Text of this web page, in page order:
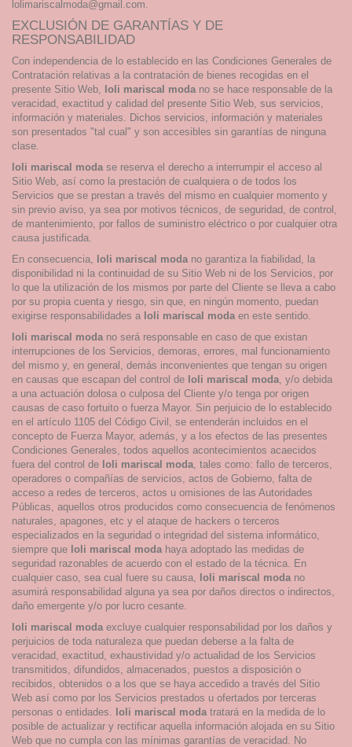
lolimariscalmoda@gmail.com.
EXCLUSIÓN DE GARANTÍAS Y DE
RESPONSABILIDAD
Con independencia de lo establecido en las Condiciones Generales de
Contratación relativas a la contratación de bienes recogidas en el
presente Sitio Web, loli mariscal moda no se hace responsable de la
veracidad, exactitud y calidad del presente Sitio Web, sus servicios,
información y materiales. Dichos servicios, información y materiales
son presentados "tal cual" y son accesibles sin garantías de ninguna
clase.
loli mariscal moda se reserva el derecho a interrumpir el acceso al
Sitio Web, así como la prestación de cualquiera o de todos los
Servicios que se prestan a través del mismo en cualquier momento y
sin previo aviso, ya sea por motivos técnicos, de seguridad, de control,
de mantenimiento, por fallos de suministro eléctrico o por cualquier otra
causa justificada.
En consecuencia, loli mariscal moda no garantiza la fiabilidad, la
disponibilidad ni la continuidad de su Sitio Web ni de los Servicios, por
lo que la utilización de los mismos por parte del Cliente se lleva a cabo
por su propia cuenta y riesgo, sin que, en ningún momento, puedan
exigirse responsabilidades a loli mariscal moda en este sentido.
loli mariscal moda no será responsable en caso de que existan
interrupciones de los Servicios, demoras, errores, mal funcionamiento
del mismo y, en general, demás inconvenientes que tengan su origen
en causas que escapan del control de loli mariscal moda , y/o debida
a una actuación dolosa o culposa del Cliente y/o tenga por origen
causas de caso fortuito o fuerza Mayor. Sin perjuicio de lo establecido
en el artículo 1105 del Código Civil, se entenderán incluidos en el
concepto de Fuerza Mayor, además, y a los efectos de las presentes
Condiciones Generales, todos aquellos acontecimientos acaecidos
fuera del control de loli mariscal moda , tales como: fallo de terceros,
operadores o compañías de servicios, actos de Gobierno, falta de
acceso a redes de terceros, actos u omisiones de las Autoridades
Públicas, aquellos otros producidos como consecuencia de fenómenos
naturales, apagones, etc y el ataque de hackers o terceros
especializados en la seguridad o integridad del sistema informático,
siempre que loli mariscal moda haya adoptado las medidas de
seguridad razonables de acuerdo con el estado de la técnica. En
cualquier caso, sea cual fuere su causa, loli mariscal moda no
asumirá responsabilidad alguna ya sea por daños directos o indirectos,
daño emergente y/o por lucro cesante.
loli mariscal moda excluye cualquier responsabilidad por los daños y
perjuicios de toda naturaleza que puedan deberse a la falta de
veracidad, exactitud, exhaustividad y/o actualidad de los Servicios
transmitidos, difundidos, almacenados, puestos a disposición o
recibidos, obtenidos o a los que se haya accedido a través del Sitio
Web así como por los Servicios prestados u ofertados por terceras
personas o entidades. loli mariscal moda tratará en la medida de lo
posible de actualizar y rectificar aquella información alojada en su Sitio
Web que no cumpla con las mínimas garantías de veracidad. No